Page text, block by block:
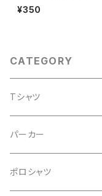
¥350
CATEGORY
Tシャツ
パーカー
プルオーバー
ポロシャツ